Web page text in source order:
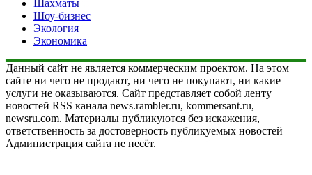
Шахматы
Шоу-бизнес
Экология
Экономика
Данный сайт не является коммерческим проектом. На этом
сайте ни чего не продают, ни чего не покупают, ни какие
услуги не оказываются. Сайт представляет собой ленту
новостей RSS канала news.rambler.ru, kommersant.ru,
newsru.com. Материалы публикуются без искажения,
ответственность за достоверность публикуемых новостей
Администрация сайта не несёт.